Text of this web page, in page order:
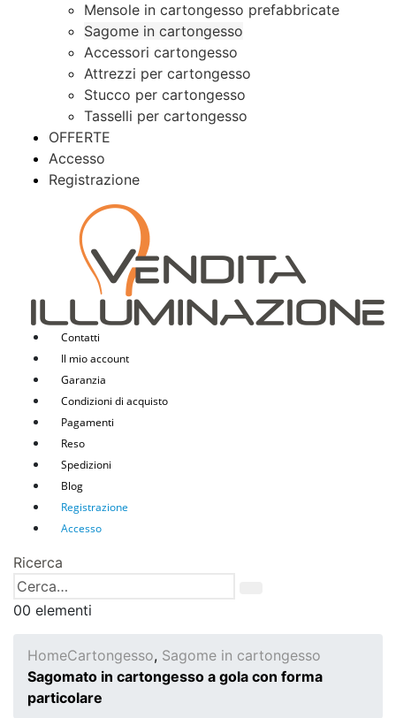
Mensole in cartongesso prefabbricate
Sagome in cartongesso
Accessori cartongesso
Attrezzi per cartongesso
Stucco per cartongesso
Tasselli per cartongesso
OFFERTE
Accesso
Registrazione
Contatti
Il mio account
Garanzia
Condizioni di acquisto
Pagamenti
Reso
Spedizioni
Blog
Registrazione
Accesso
Ricerca
00 elementi
HomeCartongesso, Sagome in cartongesso
Sagomato in cartongesso a gola con forma
particolare